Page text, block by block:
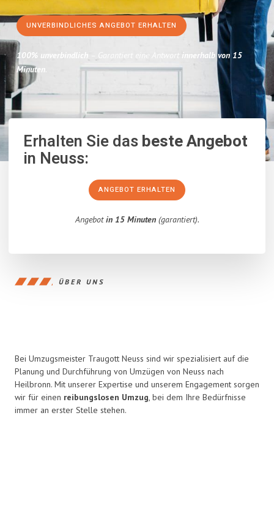
UNVERBINDLICHES ANGEBOT ERHALTEN
100% unverbindlich – Garantiert eine Antwort innerhalb von 15
Minuten.
Erhalten Sie dasbeste Angebot
in Neuss:
ANGEBOT ERHALTEN
Angebotin 15 Minuten(garantiert).
ÜBER UNS
Bei Umzugsmeister Traugott Neuss sind wir spezialisiert auf die
Planung und Durchführung von Umzügen von Neuss nach
Heilbronn. Mit unserer Expertise und unserem Engagement sorgen
wir für einen reibungslosen Umzug, bei dem Ihre Bedürfnisse
immer an erster Stelle stehen.